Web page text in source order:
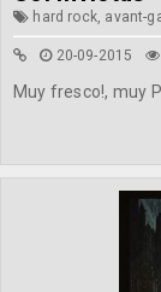
hard rock, avant-
20-09-2015
Muy fresco!, muy